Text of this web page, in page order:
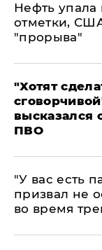
Нефть упала
отметки,
"прорыва"
​"Хотят
высказался
ПВО
​"У вас есть
призвал не
во время